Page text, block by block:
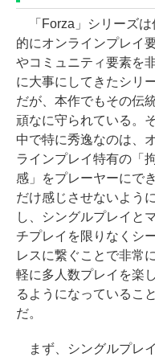
「Forza」シリーズは
的にオンラインプレイ
やコミュニティ要素を
に大事にしてきたシリ
だが、本作でもその伝
頑なに守られている。
中で特に秀逸なのは、
ラインプレイ特有の「
感」をプレーヤーにで
だけ感じさせないように
し、シングルプレイと
チプレイを限りなくシ
レスに繋ぐことで非常
軽に多人数プレイを楽
るようになっていること
だ。
まず、シングルプレ